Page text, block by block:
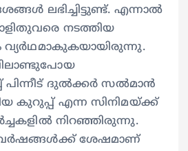
ലഭിച്ചിട്ടുണ്ട്. എന്നാല്‍
നടത്തിയ
വ്യര്‍ഥമാകുകയായിരുന്നു.
ദുല്‍ക്കര്‍ സല്‍മാന്‍
കുറുപ്പ് എന്ന സിനിമയ്ക്ക്
നിറഞ്ഞിരുന്നു.
ശേഷമാണ്